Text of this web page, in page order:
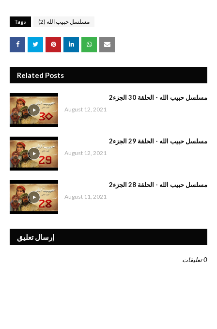
Tags مسلسل حبيب الله (2)
Related Posts
مسلسل حبيب الله - الحلقة 30 الجزء2
August 12, 2021
مسلسل حبيب الله - الحلقة 29 الجزء2
August 12, 2021
مسلسل حبيب الله - الحلقة 28 الجزء2
August 11, 2021
إرسال تعليق
0 تعليقات